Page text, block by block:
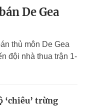
De Gea
thủ môn De Gea
đội nhà thua trận 1-
‘chiêu’ trừng